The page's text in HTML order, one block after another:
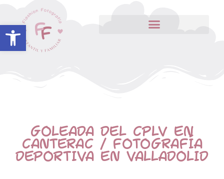
Abrir barra de herramientas
GOLEADA DEL CPLV EN
CANTERAC / FOTOGRAFÍA
DEPORTIVA EN VALLADOLID